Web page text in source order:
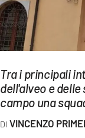
Streaming
LAC TV
LAC NETWORK
LAC ONAIR
Tra i principali
dell'alveo e
campo una
VINCENZO